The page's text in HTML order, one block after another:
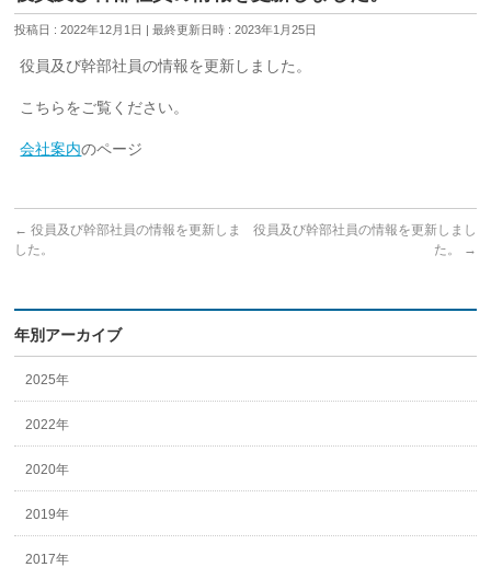
投稿日 : 2022年12月1日 最終更新日時 : 2023年1月25日
役員及び幹部社員の情報を更新しました。
こちらをご覧ください。
会社案内のページ
← 役員及び幹部社員の情報を更新しま
した。
役員及び幹部社員の情報を更新しまし
た。
→
年別アーカイブ
2025年
2022年
2020年
2019年
2017年